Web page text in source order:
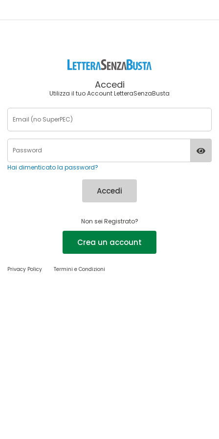
Accedi
Utilizza il tuo Account LetteraSenzaBusta
Hai dimenticato la password?
Accedi
Non sei Registrato?
Crea un account
Privacy Policy Termini e Condizioni